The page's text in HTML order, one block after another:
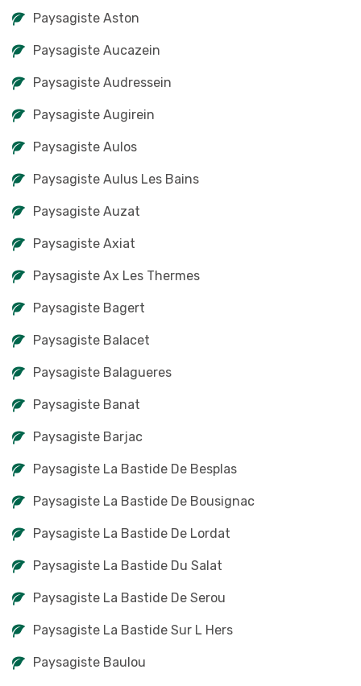
Paysagiste Aston
Paysagiste Aucazein
Paysagiste Audressein
Paysagiste Augirein
Paysagiste Aulos
Paysagiste Aulus Les Bains
Paysagiste Auzat
Paysagiste Axiat
Paysagiste Ax Les Thermes
Paysagiste Bagert
Paysagiste Balacet
Paysagiste Balagueres
Paysagiste Banat
Paysagiste Barjac
Paysagiste La Bastide De Besplas
Paysagiste La Bastide De Bousignac
Paysagiste La Bastide De Lordat
Paysagiste La Bastide Du Salat
Paysagiste La Bastide De Serou
Paysagiste La Bastide Sur L Hers
Paysagiste Baulou